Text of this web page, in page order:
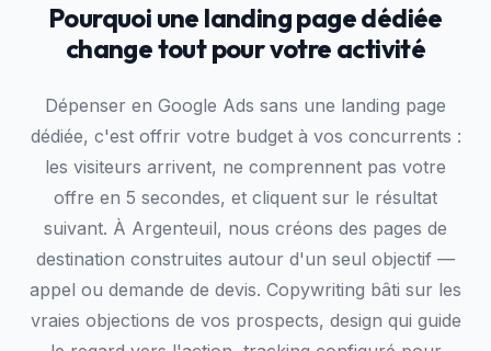
Pourquoi une landing page dédiée
change tout pour votre activité
Dépenser en Google Ads sans une landing page
dédiée, c'est offrir votre budget à vos concurrents :
les visiteurs arrivent, ne comprennent pas votre
offre en 5 secondes, et cliquent sur le résultat
suivant. À Argenteuil, nous créons des pages de
destination construites autour d'un seul objectif —
appel ou demande de devis. Copywriting bâti sur les
vraies objections de vos prospects, design qui guide